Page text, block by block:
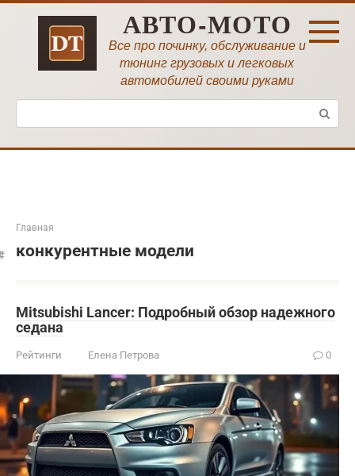
Перейти
АВТО-МОТО
Все про починку, обслуживание и
тюнинг грузовых и легковых
автомобилей своими руками
Поиск:
Главная
конкурентные модели
Mitsubishi Lancer: Подробный обзор надежного
седана
Рейтинги Елена Петрова 0